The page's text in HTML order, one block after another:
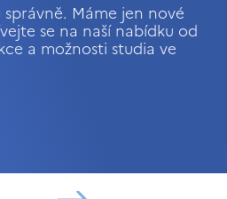
Máme jen nové
se na naší nabídku od
a možnosti studia ve